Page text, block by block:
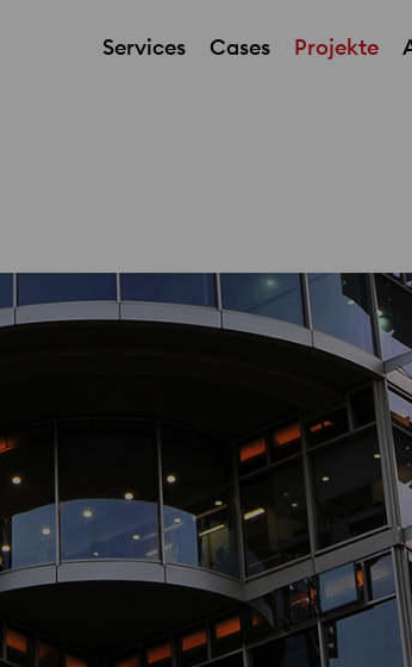
Services Cases Projekte
Grundlagenermittlung und Zielstellung